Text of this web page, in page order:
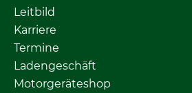
Leitbild
Karriere
Termine
Ladengeschäft
Motorgeräteshop